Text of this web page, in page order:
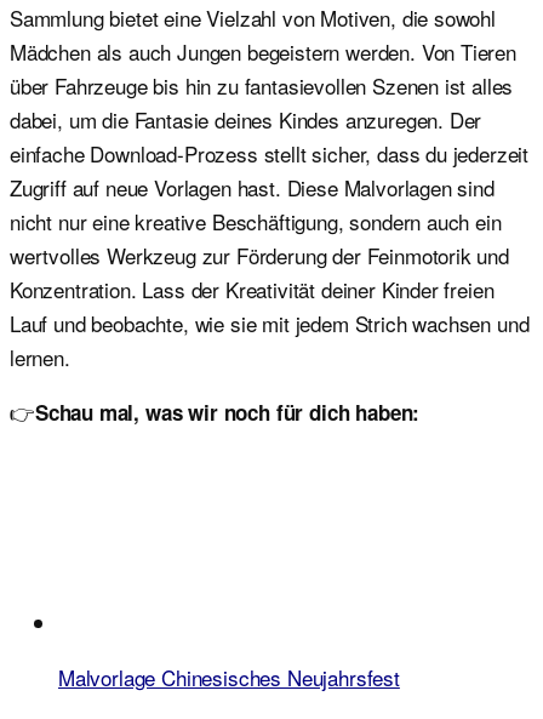
Sammlung bietet eine Vielzahl von Motiven, die sowohl
Mädchen als auch Jungen begeistern werden. Von Tieren
über Fahrzeuge bis hin zu fantasievollen Szenen ist alles
dabei, um die Fantasie deines Kindes anzuregen. Der
einfache Download-Prozess stellt sicher, dass du jederzeit
Zugriff auf neue Vorlagen hast. Diese Malvorlagen sind
nicht nur eine kreative Beschäftigung, sondern auch ein
wertvolles Werkzeug zur Förderung der Feinmotorik und
Konzentration. Lass der Kreativität deiner Kinder freien
Lauf und beobachte, wie sie mit jedem Strich wachsen und
lernen.
👉Schau mal, was wir noch für dich haben:
Malvorlage Chinesisches Neujahrsfest